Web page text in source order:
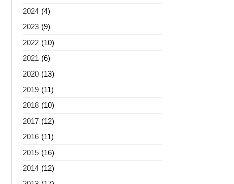
2024 (4)
2023 (9)
2022 (10)
2021 (6)
2020 (13)
2019 (11)
2018 (10)
2017 (12)
2016 (11)
2015 (16)
2014 (12)